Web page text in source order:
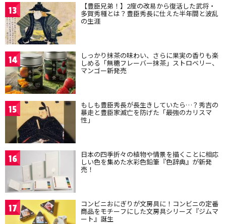
13 【豊臣兄弟！】2度の改易から復活した武将・
多賀秀種とは？豊臣秀長に仕えた半年間と波乱
の生涯
14 しっかり抹茶の味わい、さらに果実の香りも楽
しめる「無糖フレーバー抹茶」ストロベリー、
マンゴー新発売
15 もしも豊臣秀長が長生きしていたら…？秀吉の
暴走と豊臣家滅亡を防げた「最強のカリスマ
性」
16 日本の四季折々の植物や情景を描くことに相応
しい色を集めた水彩色鉛筆『色辞典』が新発
売！
17 コンビニおにぎりが文房具に！コンビニの定番
商品をモチーフにした文房具シリーズ『ジムマ
ート』誕生